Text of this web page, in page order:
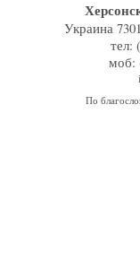
Украина
тел:
моб:
По